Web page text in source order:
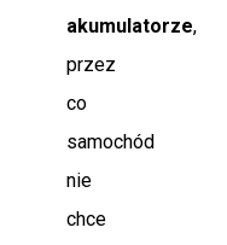
akumulatorze,
przez
co
samochód
nie
chce